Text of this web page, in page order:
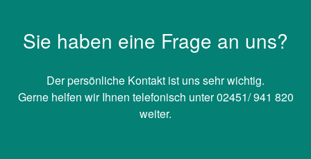
Sie haben eine Frage an uns?
Der persönliche Kontakt ist uns sehr wichtig.
Gerne helfen wir Ihnen telefonisch unter 02451/ 941 820
weiter.